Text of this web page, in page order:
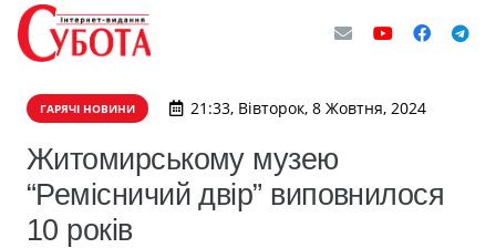
ГАРЯЧІ НОВИНИ 21:33, Вівторок, 8 Жовтня, 2024
Житомирському музею
“Ремісничий двір” виповнилося
10 років